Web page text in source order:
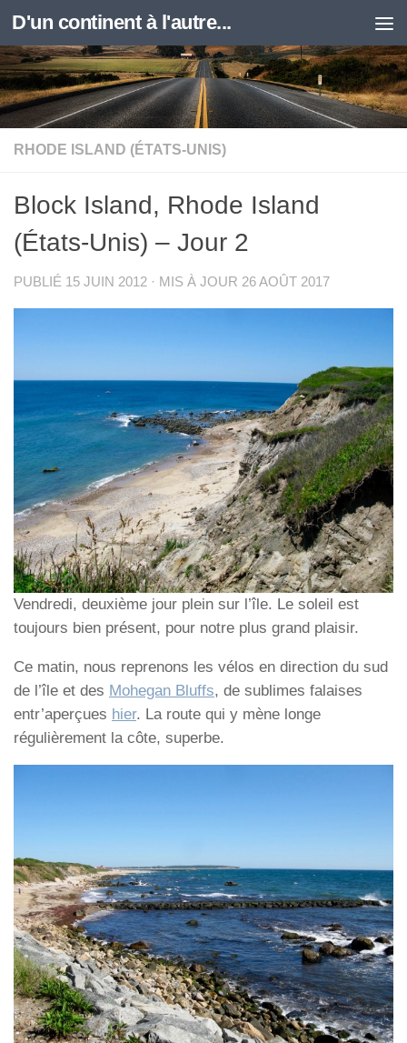
Skip to content
D'un continent à l'autre...
RHODE ISLAND (ÉTATS-UNIS)
Block Island, Rhode Island
(États-Unis) – Jour 2
PUBLIÉ 15 JUIN 2012 · MIS À JOUR 26 AOÛT 2017
Vendredi, deuxième jour plein sur l’île. Le soleil est
toujours bien présent, pour notre plus grand plaisir.
Ce matin, nous reprenons les vélos en direction du sud
de l’île et des Mohegan Bluffs, de sublimes falaises
entr’aperçues hier. La route qui y mène longe
régulièrement la côte, superbe.